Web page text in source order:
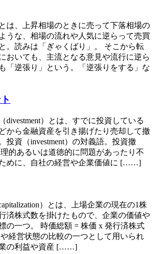
は、上昇相場のときに売って下落相場の
うな、相場の流れや人気に逆らって売買
。読みは「ぎゃくばり」。 そこから転
おいても、主流となる意見や流行に逆ら
「逆張り」という。「逆張りをする」な
divestment）とは、すでに投資している
から金融資産を引き揚げたり売却して撤
投資（investment）の対義語。投資撤
的あるいは道徳的に問題があったり不
めに、自社の経営や企業価値に [……]
）とは、上場企業の現在の1株
済株式数を掛けたもので、企業の価値や
の一つ。 時価総額 = 株価 x 発行済株式
経営状態の比較の一つとして用いられ
の利益や資産 [……]